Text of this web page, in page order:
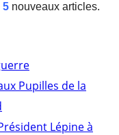
5 nouveaux articles.
Pupilles de la
Lépine à